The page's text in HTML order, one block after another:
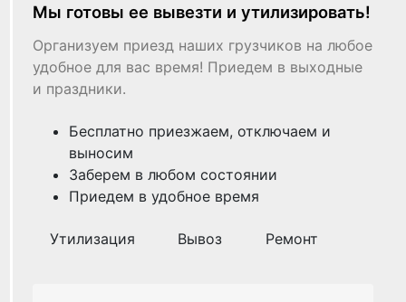
Мы готовы ее вывезти и утилизировать!
Организуем приезд наших грузчиков на любое
удобное для вас время! Приедем в выходные
и праздники.
Бесплатно приезжаем, отключаем и
выносим
Заберем в любом состоянии
Приедем в удобное время
Утилизация Вывоз Ремонт